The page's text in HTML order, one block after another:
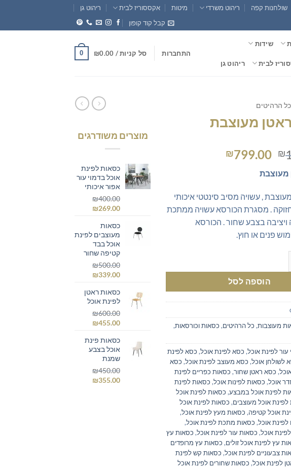
שולחנות קפה ריהוט משרדי מיטות אקססוריז לבית
ריהוט גן
קבל קוד קופון
שידות
לבית ריהוט גן
התחברות סל קניות / ₪0.00
0
כל הרהיטים
מעוצבת
₪ המחיר
היה:
₪799.00
מעוצבת
, עשויה מסיב סינטטי איכותי
. מסגרת הכורסא עשויה ממתכת
בצבע שחור . הכורסא
פנים או חוץ.
הוספה לסל
מעוצבות, כל הרהיטים, כסאות וכורסאות,
עור לפינת אוכל, כסא לפינת אוכל, כסא לפינת
לשולחן אוכל, כסא מעוצב לפינת אוכל, כסא
, כסא ראטן שחור, כסאות כפריים לפינת
אוכל, כסאות לפינות אוכל, כסאות לפינת
לפינת אוכל במבצע, כסאות לפינת אוכל
אוכל מעוצבים, כסאות לפינת אוכל
אוכל קטיפה, כסאות מעץ לפינת אוכל,
אוכל, כסאות מתכת לפינת אוכל,
אוכל, כסאות עור לפינת אוכל, כסאות עץ
עץ לפינת אוכל זולים, כסאות עץ מרופדים
צבעוניים לפינת אוכל, כסאות קש לפינת
לפינת אוכל, כסאות שחורים לפינת אוכל
מוצרים משודרגים
כסאות לפינת
אוכל בדמוי עור
אפור איכותי
₪400.00
המחיר
היה:
₪400.00.
₪269.00
₪269.00.
כסאות
מעוצבים לפינת
אוכל בבד
קטיפה שחור
₪500.00
המחיר
היה:
₪500.00.
₪339.00
הוא:
₪339.00.
כסאות ראטן
לפינת אוכל
₪600.00
המחיר
היה:
₪600.00.
₪455.00
הוא:
₪455.00.
כסאות פינת
אוכל בצבע
שמנת
₪450.00
המחיר ₪355.00